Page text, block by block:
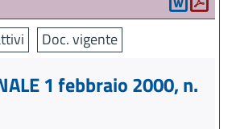
Doc. vigente
1 febbraio 2000, n.